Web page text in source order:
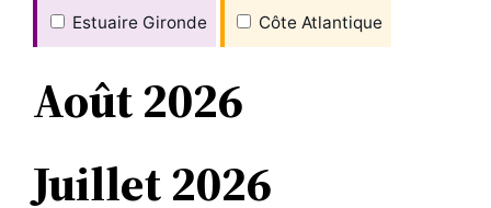
Estuaire Gironde Côte Atlantique
Août 2026
Juillet 2026